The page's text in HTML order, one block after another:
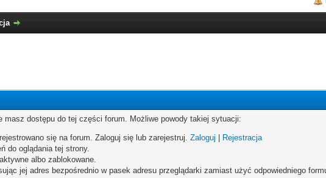
masz dostępu do tej części forum. Możliwe powody takiej sytuacji:
się na forum. Zaloguj się lub zarejestruj.Zaloguj
Rejestracja
do oglądania tej strony.
albo zablokowane.
jej adres bezpośrednio w pasek adresu przeglądarki zamiast użyć odpowiedniego